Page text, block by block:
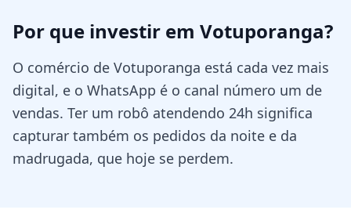
Por que investir em Votuporanga?
O comércio de Votuporanga está cada vez mais
digital, e o WhatsApp é o canal número um de
vendas. Ter um robô atendendo 24h significa
capturar também os pedidos da noite e da
madrugada, que hoje se perdem.